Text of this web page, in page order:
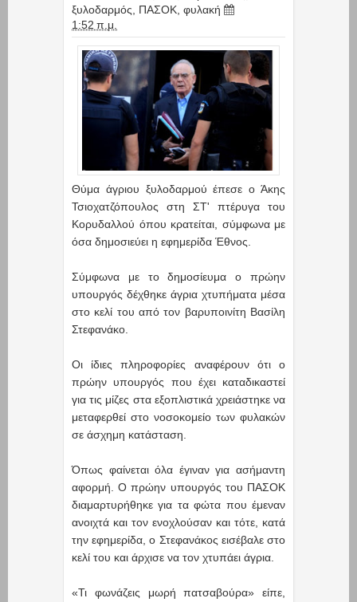
ξυλοδαρμός
ΠΑΣΟΚ φυλακή
1:52 π.μ.
Θύμα άγριου ξυλοδαρμού έπεσε ο Άκης
Τσιοχατζόπουλος στη ΣΤ' πτέρυγα του
Κορυδαλλού όπου κρατείται, σύμφωνα με
όσα δημοσιεύει η εφημερίδα Έθνος.
Σύμφωνα με το δημοσίευμα ο πρώην
υπουργός δέχθηκε άγρια χτυπήματα μέσα
στο κελί του από τον βαρυποινίτη Βασίλη
Στεφανάκο.
Οι ίδιες πληροφορίες αναφέρουν ότι ο
πρώην υπουργός που έχει καταδικαστεί
για τις μίζες στα εξοπλιστικά χρειάστηκε να
μεταφερθεί στο νοσοκομείο των φυλακών
σε άσχημη κατάσταση.
Όπως φαίνεται όλα έγιναν για ασήμαντη
αφορμή. Ο πρώην υπουργός του ΠΑΣΟΚ
διαμαρτυρήθηκε για τα φώτα που έμεναν
ανοιχτά και τον ενοχλούσαν και τότε, κατά
την εφημερίδα, ο Στεφανάκος εισέβαλε στο
κελί του και άρχισε να τον χτυπάει άγρια.
«Τι φωνάζεις μωρή πατσαβούρα» είπε,